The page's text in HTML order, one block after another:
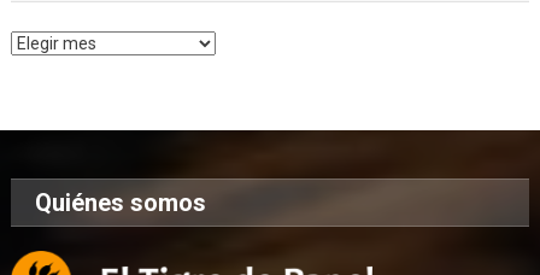
Archivo
Quiénes somos